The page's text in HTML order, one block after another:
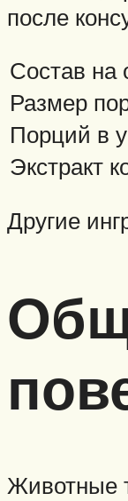
после
Состав на
Размер
Порций в
Экстракт
Другие
Животные